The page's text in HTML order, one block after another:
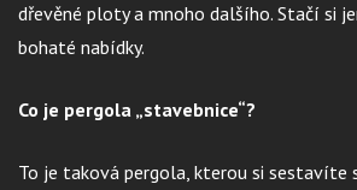
dřevěné ploty a mnoho dalšího. Stačí si
bohaté nabídky.
Co je pergola „stavebnice“?
To je taková pergola, kterou si sestavíte